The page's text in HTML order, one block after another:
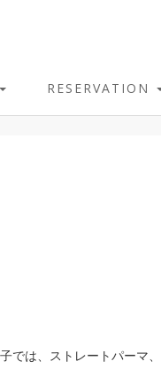
RESERVATION
は、ストレートパーマ、